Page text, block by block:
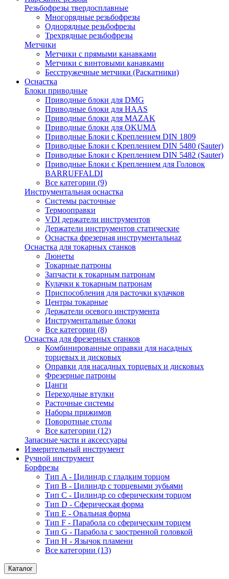
Резьбофрезы твердосплавные
Многорядные резьбофрезы
Однорядные резьбофрезы
Трехрядные резьбофрезы
Метчики
Метчики с прямыми канавками
Метчики с винтовыми канавками
Бесстружечные метчики (Раскатники)
Оснастка
Блоки приводные
Приводные блоки для DMG
Приводные блоки для HAAS
Приводные блоки для MAZAK
Приводные блоки для OKUMA
Приводные Блоки с Креплением DIN 1809
Приводные Блоки с Креплением DIN 5480 (Sauter)
Приводные Блоки с Креплением DIN 5482 (Sauter)
Приводные Блоки с Креплением для Головок
BARRUFFALDI
Все категории (9)
Инструментальная оснастка
Системы расточные
Термооправки
VDI держатели инструментов
Держатели инструментов статические
Оснастка фрезерная инструментальнаz
Оснастка для токарных станков
Люнеты
Токарные патроны
Запчасти к токарным патронам
Кулачки к токарным патронам
Приспособления для расточки кулачков
Центры токарные
Держатели осевого инструмента
Инструментальные блоки
Все категории (8)
Оснастка для фрезерных станков
Комбинированные оправки для насадных
торцевых и дисковых
Оправки для насадных торцевых и дисковых
Фрезерные патроны
Цанги
Переходные втулки
Расточные системы
Наборы прижимов
Поворотные столы
Все категории (12)
Запасные части и аксессуары
Измерительный инструмент
Ручной инструмент
Борфрезы
Тип A - Цилиндр с гладким торцом
Тип В - Цилиндр с торцевыми зубьями
Тип С - Цилиндр со сферическим торцом
Тип D - Сферическая форма
Тип Е - Овальная форма
Тип F - Парабола со сферическим торцем
Тип G - Парабола с заостренной головкой
Тип H - Язычок пламени
Все категории (13)
Каталог